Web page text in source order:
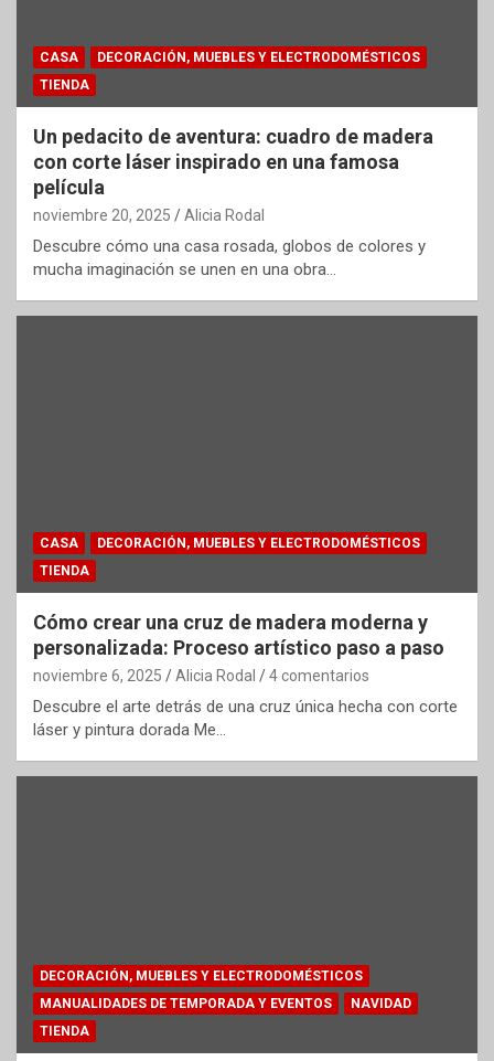
CASA
DECORACIÓN, MUEBLES Y ELECTRODOMÉSTICOS
TIENDA
Un pedacito de aventura: cuadro de madera
con corte láser inspirado en una famosa
película
noviembre 20, 2025 Alicia Rodal
Descubre cómo una casa rosada, globos de colores y
mucha imaginación se unen en una obra…
CASA
DECORACIÓN, MUEBLES Y ELECTRODOMÉSTICOS
TIENDA
Cómo crear una cruz de madera moderna y
personalizada: Proceso artístico paso a paso
noviembre 6, 2025 Alicia Rodal 4 comentarios
Descubre el arte detrás de una cruz única hecha con corte
láser y pintura dorada Me…
DECORACIÓN, MUEBLES Y ELECTRODOMÉSTICOS
MANUALIDADES DE TEMPORADA Y EVENTOS
NAVIDAD
TIENDA